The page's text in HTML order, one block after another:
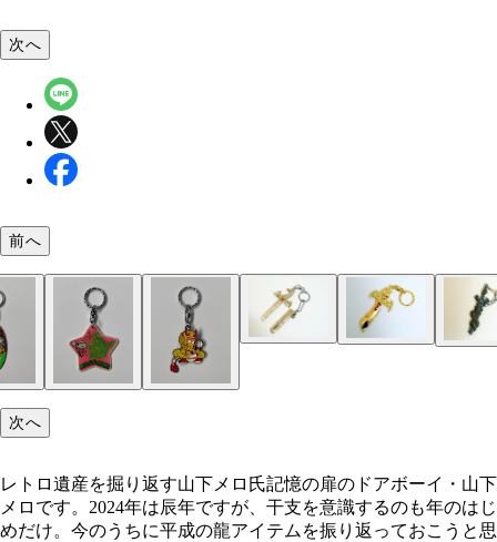
く龍とラインストーンが定番。西洋ファンタジー
観で、中二病男子の心をくすぐる要素が満載のア
次へ
前へ
次へ
レトロ遺産を掘り返す山下メロ氏記憶の扉のドアボーイ・山下
メロです。2024年は辰年ですが、干支を意識するのも年のはじ
めだけ。今のうちに平成の龍アイテムを振り返っておこうと思